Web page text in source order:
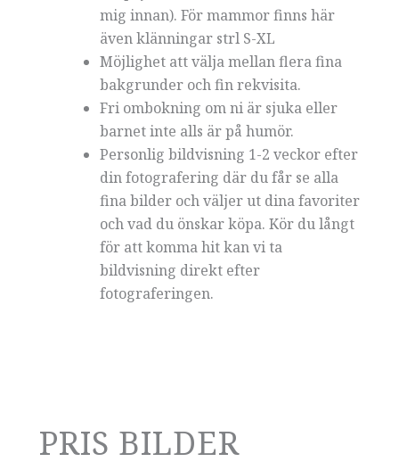
mig innan). För mammor finns här
även klänningar strl S-XL
Möjlighet att välja mellan flera fina
bakgrunder och fin rekvisita.
Fri ombokning om ni är sjuka eller
barnet inte alls är på humör.
Personlig bildvisning 1-2 veckor efter
din fotografering där du får se alla
fina bilder och väljer ut dina favoriter
och vad du önskar köpa. Kör du långt
för att komma hit kan vi ta
bildvisning direkt efter
fotograferingen.
PRIS BILDER